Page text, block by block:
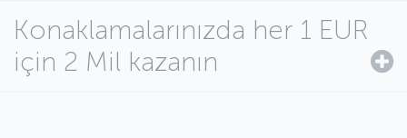
Konaklamalarınızda her 1 EUR
için 2 Mil kazanın